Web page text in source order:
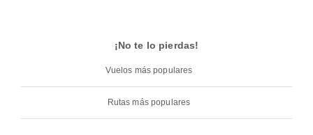
¡No te lo pierdas!
Vuelos más populares
Rutas más populares